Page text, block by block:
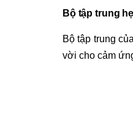
Bộ tập trung
Bộ tập trung
vời cho cảm